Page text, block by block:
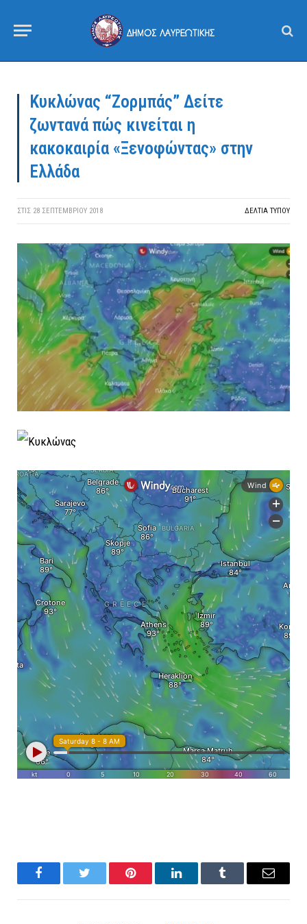
Κυκλώνας “Ζορμπάς” Δείτε
ζωντανά πώς κινείται η
κακοκαιρία «Ξενοφώντας» στην
Ελλάδα
ΣΤΙΣ 28 ΣΕΠΤΕΜΒΡΊΟΥ 2018 ΔΕΛΤΙΑ ΤΥΠΟΥ
FacebookTwitter Pinterest LinkedInTumblr Email